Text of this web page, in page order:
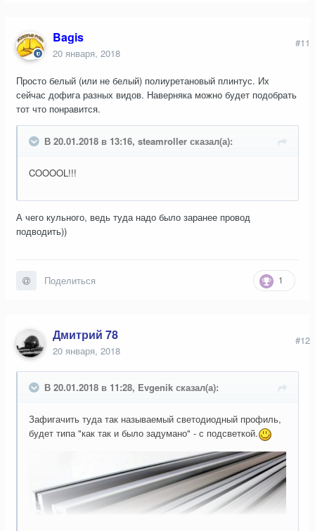
Bagis
20 января, 2018
#11
Просто белый (или не белый) полиуретановый плинтус. Их
сейчас дофига разных видов. Наверняка можно будет подобрать
тот что понравится.
В 20.01.2018 в 13:16, steamroller сказал(а):
COOOOL!!!
А чего кульного, ведь туда надо было заранее провод
подводить))
1
Поделиться
Дмитрий 78
20 января, 2018
#12
В 20.01.2018 в 11:28, Evgenik сказал(а):
Зафигачить туда так называемый светодиодный профиль,
будет типа "как так и было задумано" - с подсветкой.